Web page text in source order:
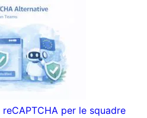
per le squadre